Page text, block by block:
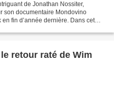
de Jonathan Nossiter,
son documentaire Mondovino
fin d’année dernière. Dans cet
retour raté de Wim